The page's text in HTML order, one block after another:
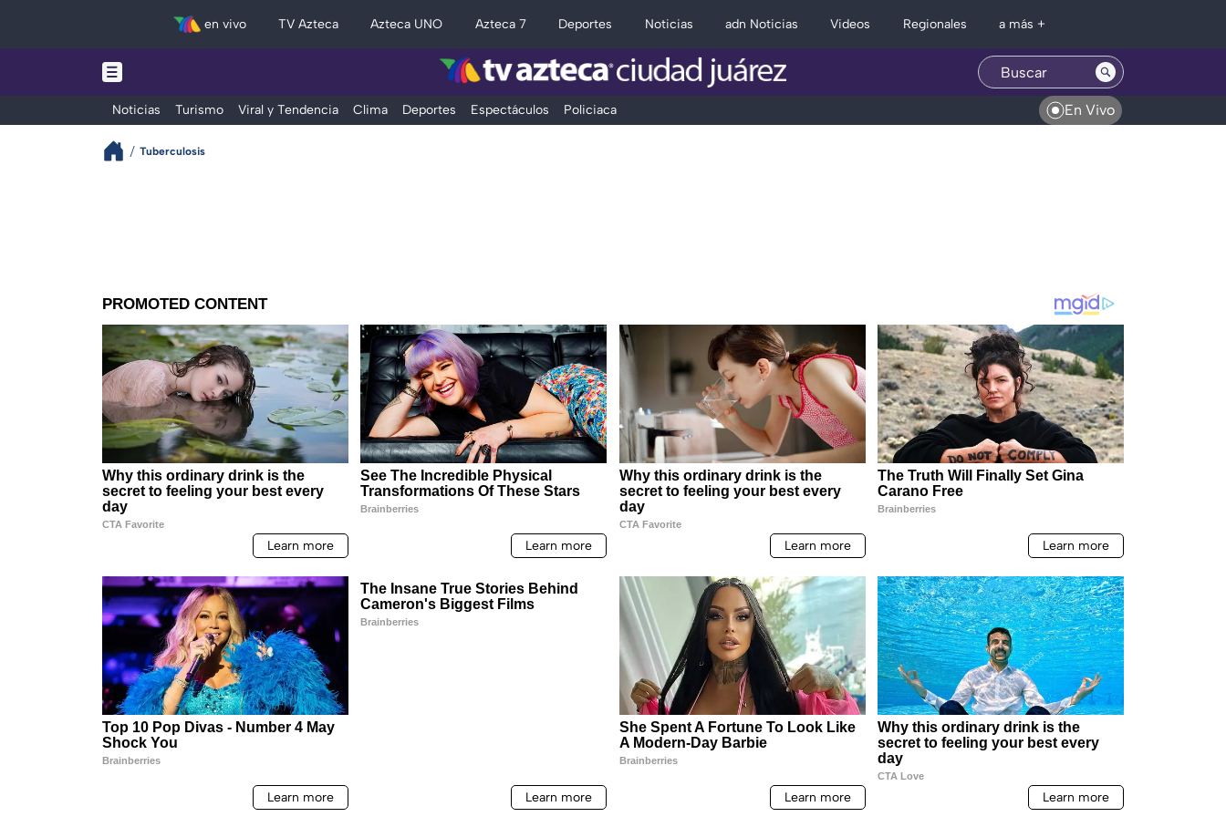
en vivo TV Azteca Azteca UNO Azteca 7 Deportes Noticias adn Noticias Videos Regionales a más +
Noticias Turismo Viral y Tendencia Clima Deportes Espectáculos Policiaca En Vivo
Tuberculosis